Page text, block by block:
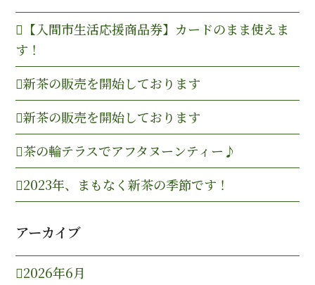
【入間市生活応援商品券】カードのまま使えま
す！
新茶の販売を開始しております
新茶の販売を開始しております
茶の輪テラスでアフタヌーンティー♪
2023年、まもなく新茶の季節です！
アーカイブ
2026年6月